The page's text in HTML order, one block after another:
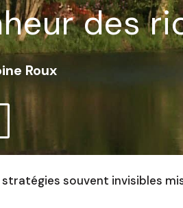
des
Roux
souvent invisibles